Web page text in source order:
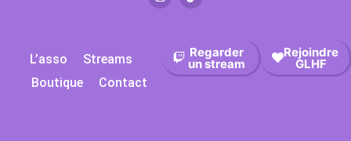
L’asso
Streams
Boutique
Contact
Regarder
un stream
Rejoindre
GLHF